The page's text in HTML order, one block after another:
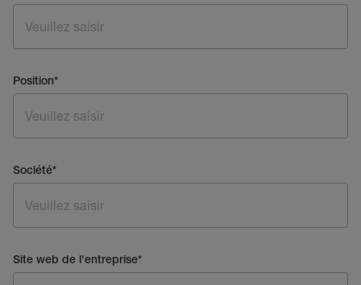
Position*
Société*
Site web de l'entreprise*